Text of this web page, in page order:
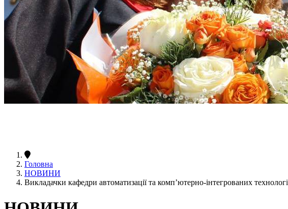
Головна
НОВИНИ
Викладачки кафедри автоматизації та комп’ютерно-інтегрованих